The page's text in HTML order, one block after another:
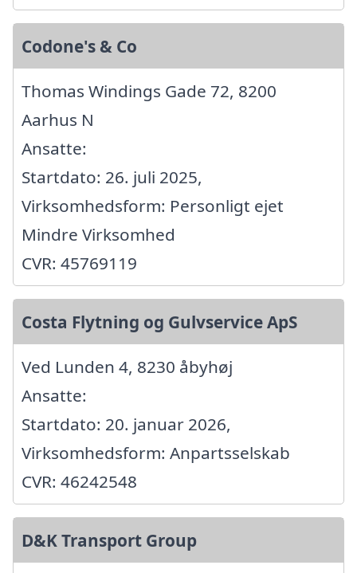
Codone's & Co
Thomas Windings Gade 72, 8200
Aarhus N
Ansatte:
Startdato: 26. juli 2025,
Virksomhedsform: Personligt ejet
Mindre Virksomhed
CVR: 45769119
Costa Flytning og Gulvservice ApS
Ved Lunden 4, 8230 åbyhøj
Ansatte:
Startdato: 20. januar 2026,
Virksomhedsform: Anpartsselskab
CVR: 46242548
D&K Transport Group